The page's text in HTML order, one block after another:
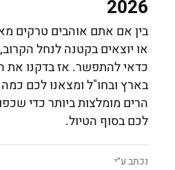
2026
בין אם אתם אוהבים טרקים
או יוצאים בקטנה לנחל
כדאי להתפשר. אז בדקנו את
בארץ ובחו"ל ומצאנו לכם
הרים מומלצות ביותר כדי
לכם בסוף הטיול.
נכתב ע״י